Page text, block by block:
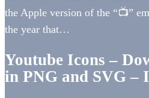
the Apple version of the “📺”
the year that…
Youtube Icons –
in PNG and SVG –